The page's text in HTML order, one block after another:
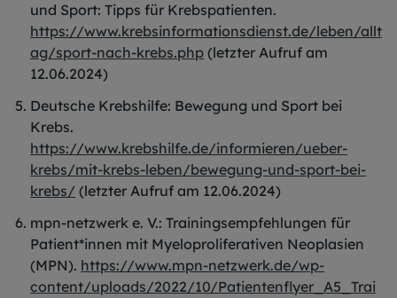
und Sport: Tipps für Krebspatienten.
https://www.krebsinformationsdienst.de/leben/allt
ag/sport-nach-krebs.php (letzter Aufruf am
12.06.2024)
Deutsche Krebshilfe: Bewegung und Sport bei
Krebs.
https://www.krebshilfe.de/informieren/ueber-
krebs/mit-krebs-leben/bewegung-und-sport-bei-
krebs/ (letzter Aufruf am 12.06.2024)
mpn-netzwerk e. V.: Trainingsempfehlungen für
Patient*innen mit Myeloproliferativen Neoplasien
(MPN). https://www.mpn-netzwerk.de/wp-
content/uploads/2022/10/Patientenflyer_A5_Trai